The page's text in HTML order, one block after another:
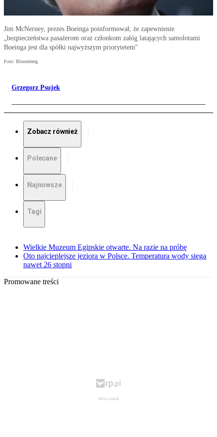
Jim McNerney, prezes Boeinga poinformował, że zapewnienie
„bezpieczeństwa pasażerom oraz członkom załóg latających samolotami
Boeinga jest dla spółki najwyższym priorytetem"
Foto: Bloomberg
Grzegorz Psujek
Zobacz również
Polecane
Najnowsze
Tagi
Wielkie Muzeum Egipskie otwarte. Na razie na próbę
Oto najcieplejsze jeziora w Polsce. Temperatura wody sięga
nawet 26 stopni
Promowane treści